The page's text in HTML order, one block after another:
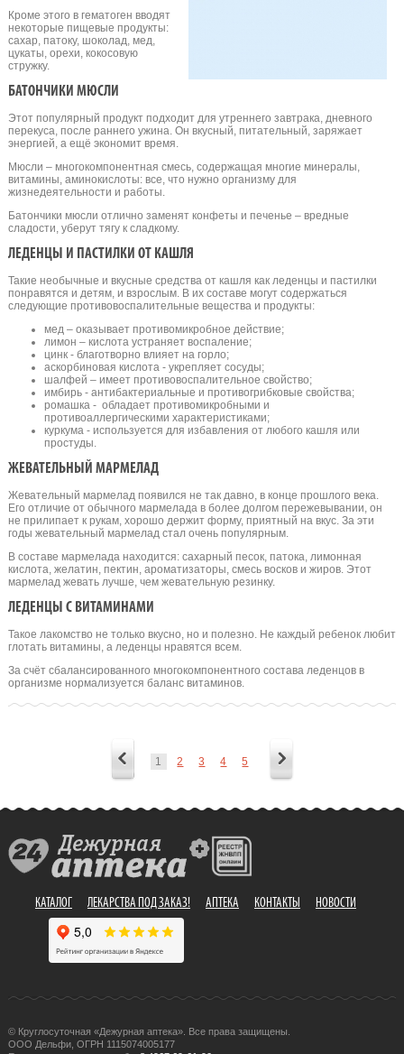
Кроме этого в гематоген вводят
некоторые пищевые продукты:
сахар, патоку, шоколад, мед,
цукаты, орехи, кокосовую
стружку.
БАТОНЧИКИ МЮСЛИ
Этот популярный продукт подходит для утреннего завтрака, дневного
перекуса, после раннего ужина. Он вкусный, питательный, заряжает
энергией, а ещё экономит время.
Мюсли – многокомпонентная смесь, содержащая многие минералы,
витамины, аминокислоты: все, что нужно организму для
жизнедеятельности и работы.
Батончики мюсли отлично заменят конфеты и печенье – вредные
сладости, уберут тягу к сладкому.
ЛЕДЕНЦЫ И ПАСТИЛКИ ОТ КАШЛЯ
Такие необычные и вкусные средства от кашля как леденцы и пастилки
понравятся и детям, и взрослым. В их составе могут содержаться
следующие противовоспалительные вещества и продукты:
мед – оказывает противомикробное действие;
лимон – кислота устраняет воспаление;
цинк - благотворно влияет на горло;
аскорбиновая кислота - укрепляет сосуды;
шалфей – имеет противовоспалительное свойство;
имбирь - антибактериальные и противогрибковые свойства;
ромашка - обладает противомикробными и
противоаллергическими характеристиками;
куркума - используется для избавления от любого кашля или
простуды.
ЖЕВАТЕЛЬНЫЙ МАРМЕЛАД
Жевательный мармелад появился не так давно, в конце прошлого века.
Его отличие от обычного мармелада в более долгом пережевывании, он
не прилипает к рукам, хорошо держит форму, приятный на вкус. За эти
годы жевательный мармелад стал очень популярным.
В составе мармелада находится: сахарный песок, патока, лимонная
кислота, желатин, пектин, ароматизаторы, смесь восков и жиров. Этот
мармелад жевать лучше, чем жевательную резинку.
ЛЕДЕНЦЫ С ВИТАМИНАМИ
Такое лакомство не только вкусно, но и полезно. Не каждый ребенок любит
глотать витамины, а леденцы нравятся всем.
За счёт сбалансированного многокомпонентного состава леденцов в
организме нормализуется баланс витаминов.
1 2 3 4 5
КАТАЛОГ ЛЕКАРСТВА ПОД ЗАКАЗ! АПТЕКА КОНТАКТЫ НОВОСТИ
© Круглосуточная «Дежурная аптека». Все права защищены.
ООО Дельфи, ОГРН 1115074005177